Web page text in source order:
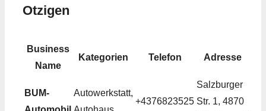
Otzigen
Business
Name
Kategorien Telefon Adresse
BUM-
Autowerkstatt,
+4376823525
Salzburger
Str. 1, 4870